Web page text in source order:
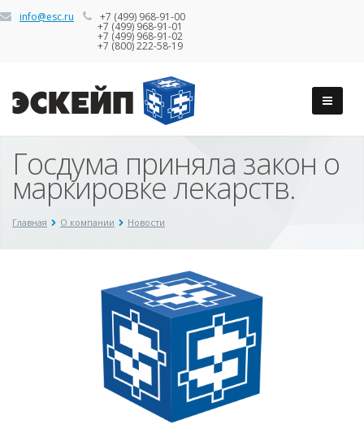
info@esc.ru +7 (499) 968-91-00
+7 (499) 968-91-01
+7 (499) 968-91-02
+7 (800) 222-58-19
Госдума приняла закон о
маркировке лекарств.
Главная О компании Новости